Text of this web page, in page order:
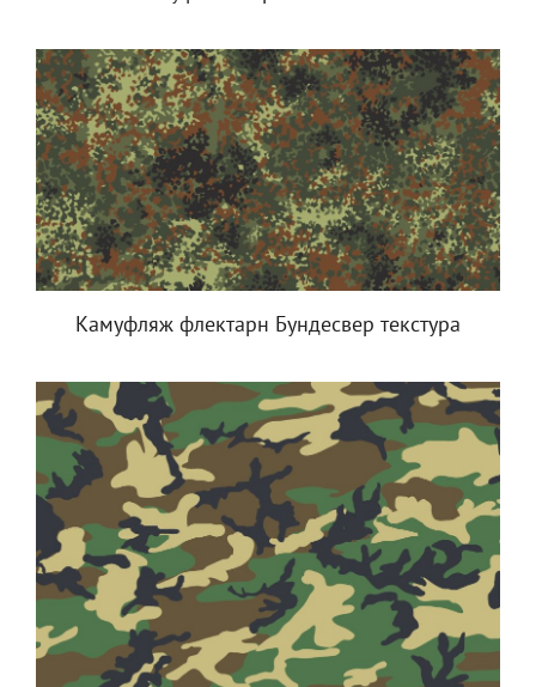
Камуфляж флектарн Бундесвер текстура